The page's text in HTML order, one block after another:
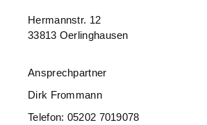
Hermannstr. 12
33813 Oerlinghausen
Ansprechpartner
Dirk Frommann
Telefon: 05202 7019078